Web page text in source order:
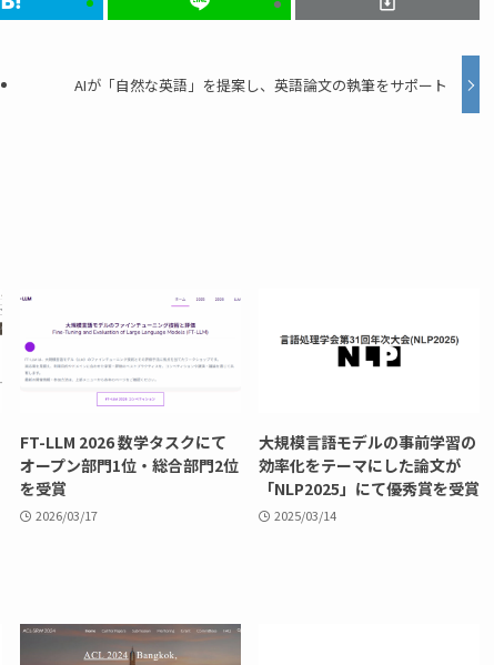
AIが「自然な英語」を提案し、英語論文の執筆をサポート
FT-LLM 2026 数学タスクにて
オープン部門1位・総合部門2位
を受賞
2026/03/17
大規模言語モデルの事前学習の
効率化をテーマにした論文が
「NLP2025」にて優秀賞を受賞
2025/03/14